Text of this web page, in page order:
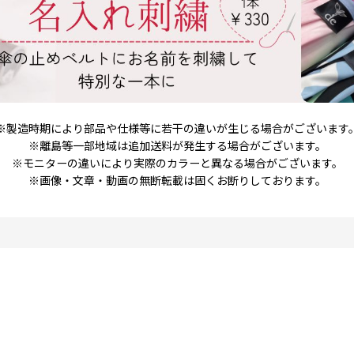
造時期により部品や仕様等に若干の違いが生じる場合がございます
※離島等一部地域は追加送料が発生する場合がございます。
※モニターの違いにより実際のカラーと異なる場合がございます。
※画像・文章・動画の無断転載は固くお断りしております。